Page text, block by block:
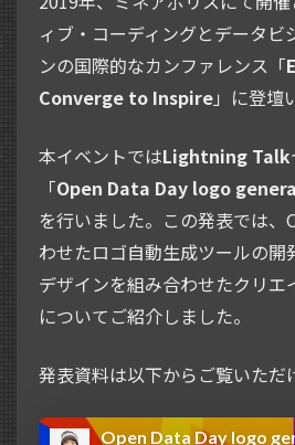
ィブ・コーディングとデータビ
ンの国際的なカンファレンス「
Converge to Inspire」に登壇
本イベントではLightning Talk
「Open Data Day logo
を行いました。この発表では、
わせたロゴ自動生成ツールの開
デザインを組み合わせたクリエ
についてご紹介しました。
発表資料は以下からご覧いただ